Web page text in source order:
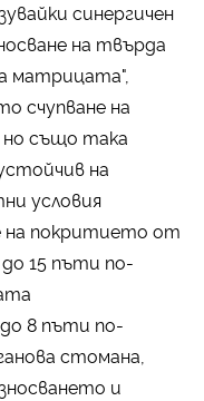
синергичен
на твърда
матрицата",
счупване на
също така
на
условия
на покритието от
15 пъти по-
8 пъти по-
стомана,
и